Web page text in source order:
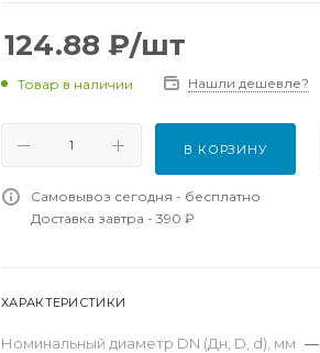
124.88 ₽/шт
Товар в наличии Нашли дешевле?
В КОРЗИНУ
Самовывоз сегодня - бесплатно
Доставка завтра - 390 ₽
ХАРАКТЕРИСТИКИ
Номинальный диаметр DN (Дн, D, d), мм —